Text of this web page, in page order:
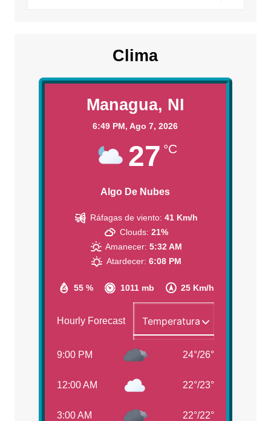
Clima
Managua, NI
6:49 PM,Ago 7, 2026
27 °C
Algo De Nubes
55 % 1011 mb 25 Km/h
Ráfagas de viento: 41 Km/h
Clouds: 21%
Amanecer: 5:32 AM
Atardecer: 6:08 PM
Hourly Forecast
9:00 PM 24°/26°
12:00 AM 22°/23°
3:00 AM 22°/22°